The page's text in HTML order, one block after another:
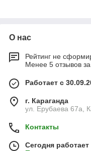
О нас
Рейтинг не
Менее 5 отзывов
Работает с
г. Караганда
ул. Ерубаева 67а,
Контакты
Сегодня